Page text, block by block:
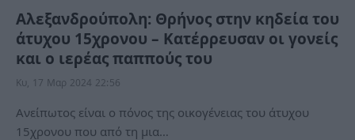
Αλεξανδρούπολη: Θρήνος στην κηδεία του
άτυχου 15χρονου – Κατέρρευσαν οι γονείς
και ο ιερέας παππούς του
Κυ, 17 Μαρ 2024 22:56
Ανείπωτος είναι ο πόνος της οικογένειας του άτυχου
15χρονου που από τη μια…